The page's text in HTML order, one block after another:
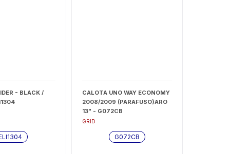
- BLACK /
CALOTA UNO WAY ECONOMY
2008/2009 (PARAFUSO)ARO
13" - G072CB
GRID
G072CB